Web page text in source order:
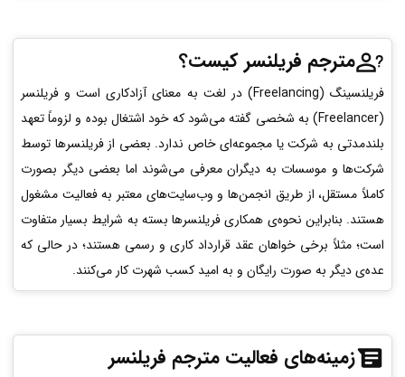
مترجم فریلنسر کیست؟
فریلنسینگ (Freelancing) در لغت به معنای آزادکاری است و فریلنسر
(Freelancer) به شخصی گفته می‌شود که خود اشتغال بوده و لزوماً تعهد
بلندمدتی به شرکت یا مجموعه‌ای خاص ندارد. بعضی از فریلنسرها توسط
شرکت‌ها و موسسات به دیگران معرفی می‌شوند اما بعضی دیگر بصورت
کاملاً مستقل، از طریق انجمن‌ها و وب‌سایت‌های معتبر به فعالیت مشغول
هستند. بنابراین نحوه‌ی همکاری فریلنسرها بسته به شرایط بسیار متفاوت
است؛ مثلاً برخی خواهان عقد قرارداد کاری و رسمی هستند؛ در حالی که
عده‌ی دیگر به صورت رایگان و به امید کسب شهرت کار می‌کنند.
زمینه‌های فعالیت مترجم فریلنسر